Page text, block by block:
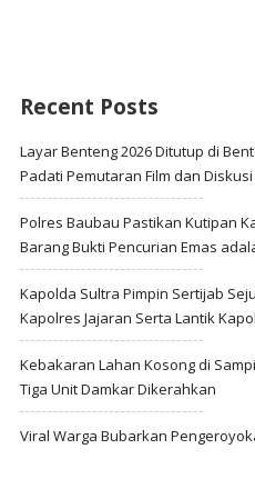
Recent Posts
Layar Benteng 2026 Ditutup di
Padati Pemutaran Film dan
Polres Baubau Pastikan Kutipan
Barang Bukti Pencurian Emas
Kapolda Sultra Pimpin Sertijab
Kapolres Jajaran Serta Lantik
Kebakaran Lahan Kosong di
Tiga Unit Damkar Dikerahkan
Viral Warga Bubarkan